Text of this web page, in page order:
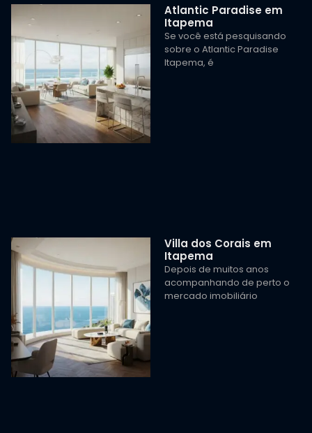
Atlantic Paradise em
Itapema
Se você está pesquisando
sobre o Atlantic Paradise
Itapema, é
Villa dos Corais em
Itapema
Depois de muitos anos
acompanhando de perto o
mercado imobiliário